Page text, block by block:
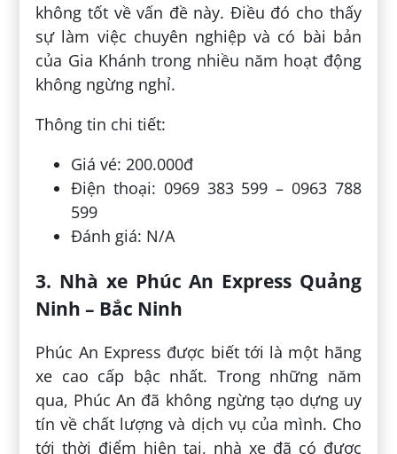
không tốt về vấn đề này. Điều đó cho thấy
sự làm việc chuyên nghiệp và có bài bản
của Gia Khánh trong nhiều năm hoạt động
không ngừng nghỉ.
Thông tin chi tiết:
Giá vé: 200.000đ
Điện thoại: 0969 383 599 – 0963 788
599
Đánh giá: N/A
3. Nhà xe Phúc An Express Quảng
Ninh – Bắc Ninh
Phúc An Express được biết tới là một hãng
xe cao cấp bậc nhất. Trong những năm
qua, Phúc An đã không ngừng tạo dựng uy
tín về chất lượng và dịch vụ của mình. Cho
tới thời điểm hiện tại, nhà xe đã có được